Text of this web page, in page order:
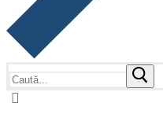
după: